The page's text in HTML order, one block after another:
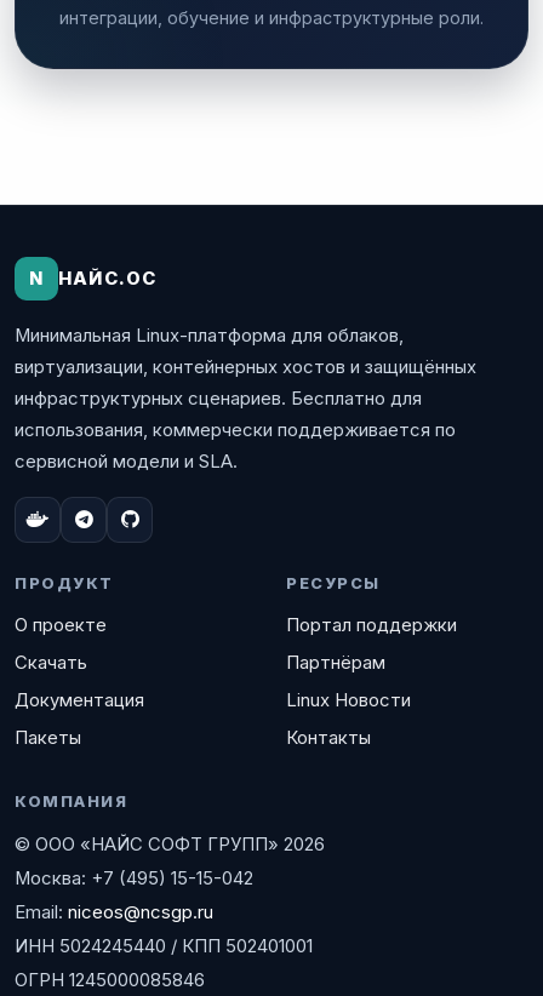
интеграции, обучение и инфраструктурные роли.
N НАЙС.ОС
Минимальная Linux-платформа для облаков,
виртуализации, контейнерных хостов и защищённых
инфраструктурных сценариев. Бесплатно для
использования, коммерчески поддерживается по
сервисной модели и SLA.
ПРОДУКТ
О проекте
Скачать
Документация
Пакеты
РЕСУРСЫ
Портал поддержки
Партнёрам
Linux Новости
Контакты
КОМПАНИЯ
© ООО «НАЙС СОФТ ГРУПП» 2026
Москва: +7 (495) 15-15-042
Email: niceos@ncsgp.ru
ИНН 5024245440 / КПП 502401001
ОГРН 1245000085846